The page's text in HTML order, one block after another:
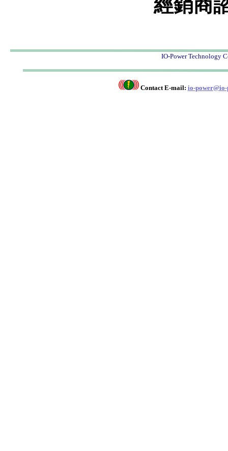
經銷商
IO-Power Technology
Contact E-mail: io-